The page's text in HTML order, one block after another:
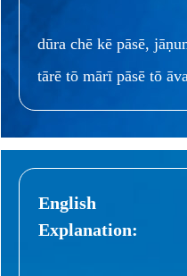
dūra chē kē pāsē,
tārē tō mārī pāsē tō
English
Explanation: